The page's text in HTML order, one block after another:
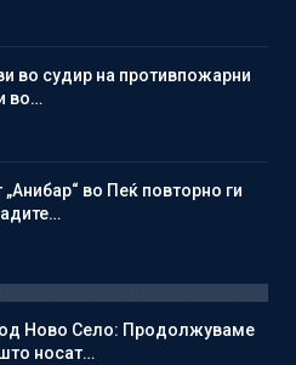
во судир на противпожарни
во…
во Пеќ повторно ги
Ново Село: Продолжуваме
носат…